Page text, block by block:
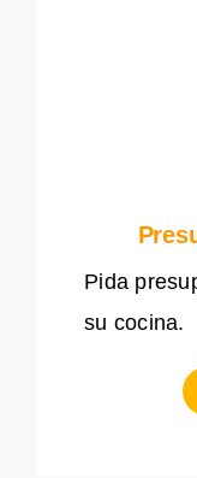
Pida
su cocina.